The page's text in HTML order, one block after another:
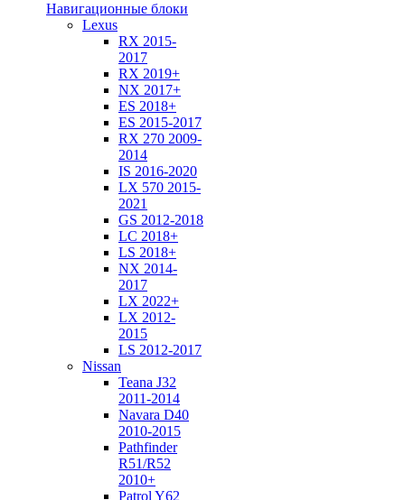
Навигационные блоки
Lexus
RX 2015-
2017
RX 2019+
NX 2017+
ES 2018+
ES 2015-2017
RX 270 2009-
2014
IS 2016-2020
LX 570 2015-
2021
GS 2012-2018
LC 2018+
LS 2018+
NX 2014-
2017
LX 2022+
LX 2012-
2015
LS 2012-2017
Nissan
Teana J32
2011-2014
Navara D40
2010-2015
Pathfinder
R51/R52
2010+
Patrol Y62